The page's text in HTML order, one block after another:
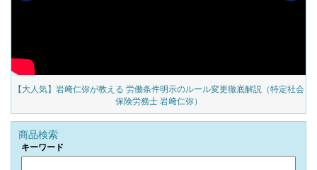
【大人気】岩﨑仁弥が教える 労働条件明示のルール変更徹底解説（特定社会
保険労務士 岩﨑仁弥）
商品検索
キーワード